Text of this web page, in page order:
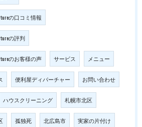
の口コミ情報
の評判
のお客様の声 サービス メニュー
便利屋ディパーチャー お問い合わせ
ハウスクリーニング 札幌市北区
孤独死 北広島市 実家の片付け